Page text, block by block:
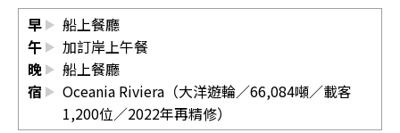
早
船上餐廳
午
加訂岸上午餐
晚
船上餐廳
宿
Oceania Riviera（大洋遊輪／66,084噸／載客
1,200位／2022年再精修）